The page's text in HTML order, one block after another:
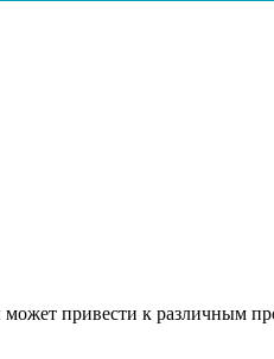
привести к различным